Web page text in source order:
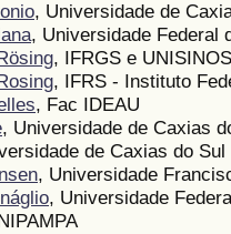
, Universidade de
, Universidade Federal
, IFRGS e UNISINOS
, IFRS - Instituto
, Fac IDEAU
, Universidade de Caxias
de Caxias do Sul
, Universidade
, Universidade